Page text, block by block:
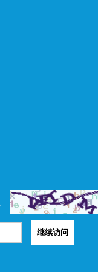
继续访问